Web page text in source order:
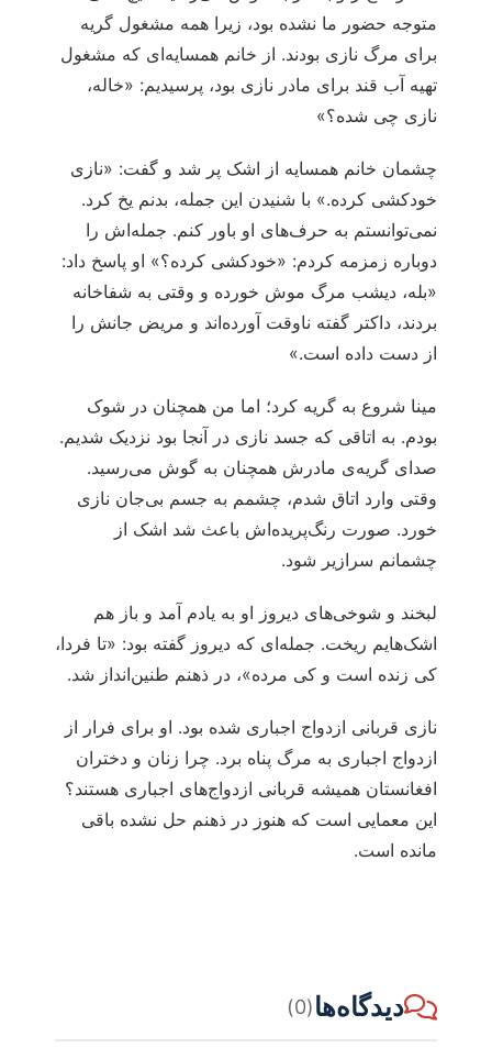
متوجه حضور ما نشده بود، زیرا همه مشغول گریه
برای مرگ نازی بودند. از خانم همسایه‌ای که مشغول
تهیه آب قند برای مادر نازی بود، پرسیدیم: «خاله،
نازی چی شده؟»
چشمان خانم همسایه از اشک پر شد و گفت: «نازی
خودکشی کرده.» با شنیدن این جمله، بدنم یخ کرد.
نمی‌توانستم به حرف‌های او باور کنم. جمله‌اش را
دوباره زمزمه کردم: «خودکشی کرده؟» او پاسخ داد:
«بله، دیشب مرگ موش خورده و وقتی به شفاخانه
بردند، داکتر گفته ناوقت آورده‌اند و مریض جانش را
از دست داده است.»
مینا شروع به گریه کرد؛ اما من همچنان در شوک
بودم. به اتاقی که جسد نازی در آنجا بود نزدیک شدیم.
صدای گریه‌ی مادرش همچنان به گوش می‌رسید.
وقتی وارد اتاق شدم، چشمم به جسم بی‌جان نازی
خورد. صورت رنگ‌پریده‌اش باعث شد اشک از
چشمانم سرازیر شود.
لبخند و شوخی‌های دیروز او به یادم آمد و باز هم
اشک‌هایم ریخت. جمله‌ای که دیروز گفته بود: «تا فردا،
کی زنده است و کی مرده»، در ذهنم طنین‌انداز شد.
نازی قربانی ازدواج اجباری شده بود. او برای فرار از
ازدواج اجباری به مرگ پناه برد. چرا زنان و دختران
افغانستان همیشه قربانی ازدواج‌های اجباری هستند؟
این معمایی است که هنوز در ذهنم حل نشده باقی
مانده است.
دیدگاه‌ها(0)